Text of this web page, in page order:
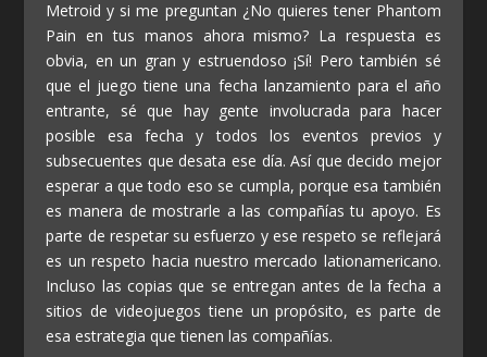
Metroid y si me preguntan ¿No quieres tener Phantom
Pain en tus manos ahora mismo? La respuesta es
obvia, en un gran y estruendoso ¡Sí! Pero también sé
que el juego tiene una fecha lanzamiento para el año
entrante, sé que hay gente involucrada para hacer
posible esa fecha y todos los eventos previos y
subsecuentes que desata ese día. Así que decido mejor
esperar a que todo eso se cumpla, porque esa también
es manera de mostrarle a las compañías tu apoyo. Es
parte de respetar su esfuerzo y ese respeto se reflejará
es un respeto hacia nuestro mercado lationamericano.
Incluso las copias que se entregan antes de la fecha a
sitios de videojuegos tiene un propósito, es parte de
esa estrategia que tienen las compañías.